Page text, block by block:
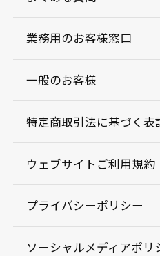
業務用のお客様窓口
一般のお客様
特定商取引法に基づく表
ウェブサイトご利用規約
プライバシーポリシー
ソーシャルメディアポ